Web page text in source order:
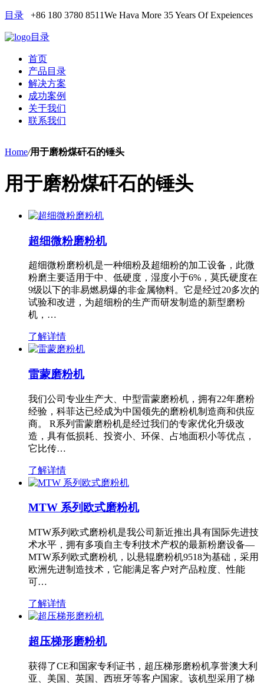
目录 +86 180 3780 8511We Hava More 35 Years Of Expeiences
目录
首页
产品目录
解决方案
成功案例
关于我们
联系我们
Home/用于磨粉煤矸石的锤头
用于磨粉煤矸石的锤头
超细微粉磨粉机
超细微粉磨粉机是一种细粉及超细粉的加工设备，此微
粉磨主要适用于中、低硬度，湿度小于6%，莫氏硬度在
9级以下的非易燃易爆的非金属物料。它是经过20多次的
试验和改进，为超细粉的生产而研发制造的新型磨粉
机，…
了解详情
雷蒙磨粉机
我们公司专业生产大、中型雷蒙磨粉机，拥有22年磨粉
经验，科菲达已经成为中国领先的磨粉机制造商和供应
商。 R系列雷蒙磨粉机是经过我们的专家优化升级改
造，具有低损耗、投资小、环保、占地面积小等优点，
它比传…
了解详情
MTW 系列欧式磨粉机
MTW系列欧式磨粉机是我公司新近推出具有国际先进技
术水平，拥有多项自主专利技术产权的最新粉磨设备—
MTW系列欧式磨粉机，以悬辊磨粉机9518为基础，采用
欧洲先进制造技术，它能满足客户对产品粒度、性能
可…
了解详情
超压梯形磨粉机
获得了CE和国家专利证书，超压梯形磨粉机享誉澳大利
亚、美国、英国、西班牙等客户国家。该机型采用了梯